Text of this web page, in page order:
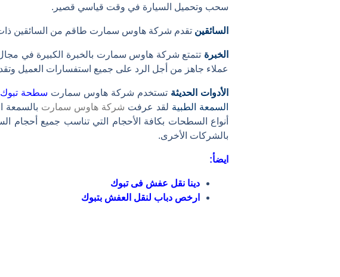
سحب وتحميل السيارة في وقت قياسي قصير.
السائقين تقدم شركة هاوس سمارت طاقم من السائقين ذات
الخبرة تتمتع شركة هاوس سمارت بالخبرة الكبيرة في
عملاء جاهز من أجل الرد على جميع استفسارات العميل
الأدوات الحديثة تستخدم شركة هاوس سمارت سطحة تبوك
السمعة الطبية لقد عرفت شركة هاوس سمارت بالسمعة
أنواع السطحات بكافة الأحجام التي تناسب جميع أحجام
بالشركات الأخرى.
ايضأ:
دينا نقل عفش فى تبوك
ارخص دباب لنقل العفش بتبوك